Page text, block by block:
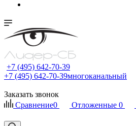
+7 (495) 642-70-39
+7 (495) 642-70-39многоканальный
Заказать звонок
Сравнение0 Отложенные 0